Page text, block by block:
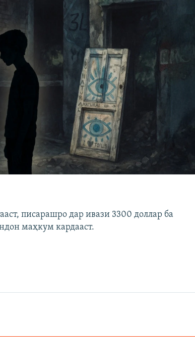
писарашро дар ивази 3300 доллар ба
маҳкум кардааст.